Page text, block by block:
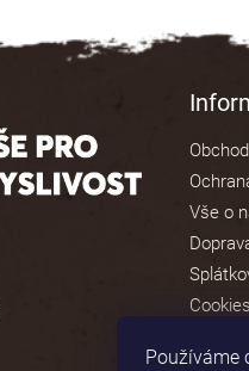
Používáme
Vše o